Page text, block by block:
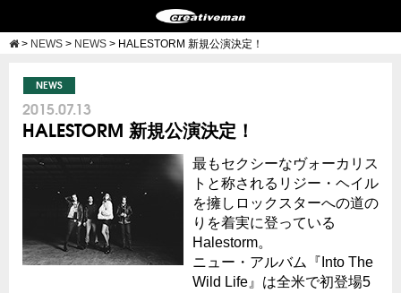
> NEWS > NEWS > HALESTORM 新規公演決定！
NEWS
2015.07.13
HALESTORM 新規公演決定！
最もセクシーなヴォーカリス
トと称されるリジー・ヘイル
を擁しロックスターへの道の
りを着実に登っている
Halestorm。
ニュー・アルバム『Into The
Wild Life』は全米で初登場5